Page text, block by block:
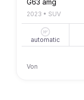
G63 amg
2023 • SUV
automatic
Von